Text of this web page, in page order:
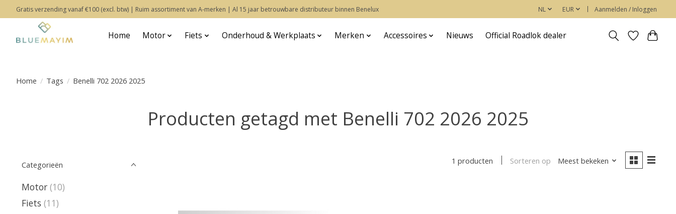
Gratis verzending vanaf €100 (excl. btw) | Ruim assortiment van A-merken | Al 15 jaar betrouwbare distributeur binnen Benelux NL EUR Aanmelden / Inloggen
Home Motor Fiets Onderhoud & Werkplaats Merken Accessoires Nieuws Official Roadlok dealer
Home / Tags / Benelli 702 2026 2025
Producten getagd met Benelli 702 2026 2025
Categorieën
Motor (10)
Fiets (11)
1 producten Sorteren op Meest bekeken